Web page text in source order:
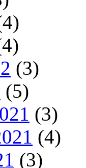
(3)
(5)
(3)
(4)
(3)